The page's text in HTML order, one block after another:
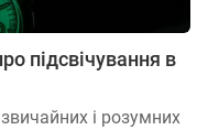
підсвічування в
і розумних